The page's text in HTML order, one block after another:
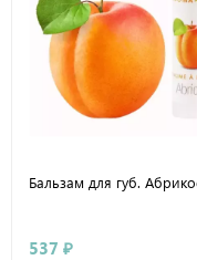
Бальзам для губ.
537 ₽